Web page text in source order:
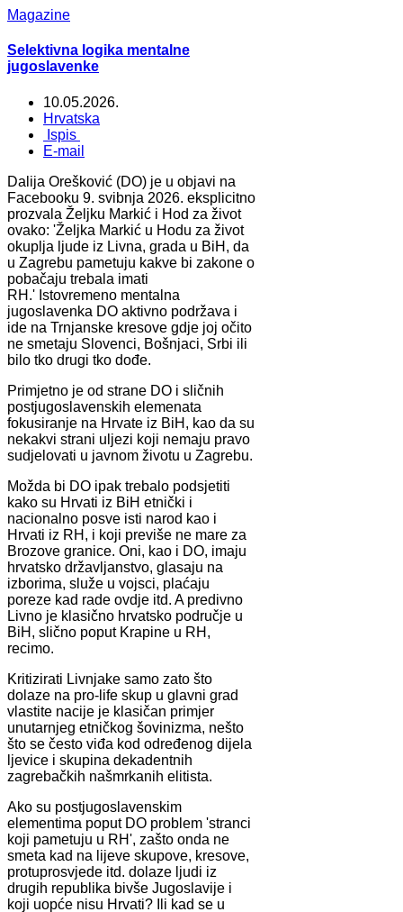
Magazine
Selektivna logika mentalne
jugoslavenke
10.05.2026.
Hrvatska
Ispis
E-mail
Dalija Orešković (DO) je u objavi na
Facebooku 9. svibnja 2026. eksplicitno
prozvala Željku Markić i Hod za život
ovako: 'Željka Markić u Hodu za život
okuplja ljude iz Livna, grada u BiH, da
u Zagrebu pametuju kakve bi zakone o
pobačaju trebala imati
RH.' Istovremeno mentalna
jugoslavenka DO aktivno podržava i
ide na Trnjanske kresove gdje joj očito
ne smetaju Slovenci, Bošnjaci, Srbi ili
bilo tko drugi tko dođe.
Primjetno je od strane DO i sličnih
postjugoslavenskih elemenata
fokusiranje na Hrvate iz BiH, kao da su
nekakvi strani uljezi koji nemaju pravo
sudjelovati u javnom životu u Zagrebu.
Možda bi DO ipak trebalo podsjetiti
kako su Hrvati iz BiH etnički i
nacionalno posve isti narod kao i
Hrvati iz RH, i koji previše ne mare za
Brozove granice. Oni, kao i DO, imaju
hrvatsko državljanstvo, glasaju na
izborima, služe u vojsci, plaćaju
poreze kad rade ovdje itd. A predivno
Livno je klasično hrvatsko područje u
BiH, slično poput Krapine u RH,
recimo.
Kritizirati Livnjake samo zato što
dolaze na pro-life skup u glavni grad
vlastite nacije je klasičan primjer
unutarnjeg etničkog šovinizma, nešto
što se često viđa kod određenog dijela
ljevice i skupina dekadentnih
zagrebačkih našmrkanih elitista.
Ako su postjugoslavenskim
elementima poput DO problem 'stranci
koji pametuju u RH', zašto onda ne
smeta kad na lijeve skupove, kresove,
protuprosvjede itd. dolaze ljudi iz
drugih republika bivše Jugoslavije i
koji uopće nisu Hrvati? Ili kad se u